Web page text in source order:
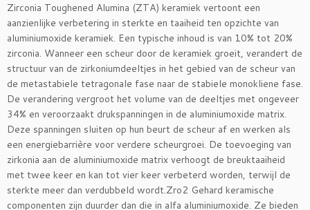
Zirconia Toughened Alumina (ZTA) keramiek vertoont een
aanzienlijke verbetering in sterkte en taaiheid ten opzichte van
aluminiumoxide keramiek. Een typische inhoud is van 10% tot 20%
zirconia. Wanneer een scheur door de keramiek groeit, verandert de
structuur van de zirkoniumdeeltjes in het gebied van de scheur van
de metastabiele tetragonale fase naar de stabiele monokliene fase.
De verandering vergroot het volume van de deeltjes met ongeveer
34% en veroorzaakt drukspanningen in de aluminiumoxide matrix.
Deze spanningen sluiten op hun beurt de scheur af en werken als
een energiebarrière voor verdere scheurgroei. De toevoeging van
zirkonia aan de aluminiumoxide matrix verhoogt de breuktaaiheid
met twee keer en kan tot vier keer verbeterd worden, terwijl de
sterkte meer dan verdubbeld wordt.Zro2 Gehard keramische
componenten zijn duurder dan die in alfa aluminiumoxide. Ze bieden